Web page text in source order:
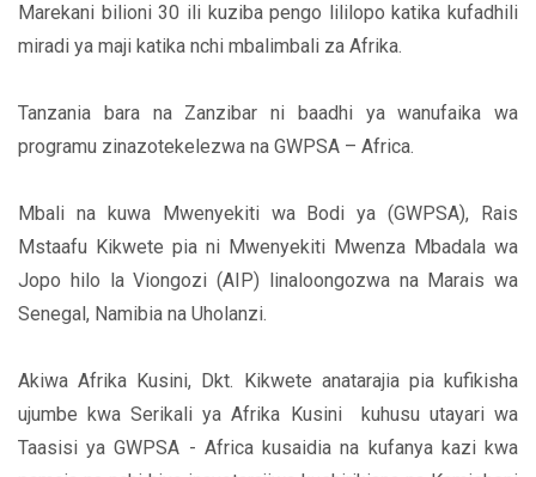
Marekani bilioni 30 ili kuziba pengo lililopo katika kufadhili
miradi ya maji katika nchi mbalimbali za Afrika.
Tanzania bara na Zanzibar ni baadhi ya wanufaika wa
programu zinazotekelezwa na GWPSA – Africa.
Mbali na kuwa Mwenyekiti wa Bodi ya (GWPSA), Rais
Mstaafu Kikwete pia ni Mwenyekiti Mwenza Mbadala wa
Jopo hilo la Viongozi (AIP) linaloongozwa na Marais wa
Senegal, Namibia na Uholanzi.
Akiwa Afrika Kusini, Dkt. Kikwete anatarajia pia kufikisha
ujumbe kwa Serikali ya Afrika Kusini kuhusu utayari wa
Taasisi ya GWPSA - Africa kusaidia na kufanya kazi kwa